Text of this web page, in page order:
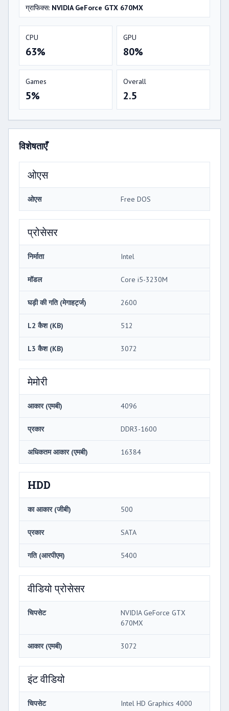
ग्राफिक्स: NVIDIA GeForce GTX 670MX
CPU
63%
GPU
80%
Games
5%
Overall
2.5
विशेषताएँ
ओएस
ओएस Free DOS
प्रोसेसर
निर्माता Intel
मॉडल Core i5-3230M
घड़ी की गति (मेगाहर्ट्ज) 2600
L2 कैश (KB) 512
L3 कैश (KB) 3072
मेमोरी
आकार (एमबी) 4096
प्रकार DDR3-1600
अधिकतम आकार (एमबी) 16384
HDD
का आकार (जीबी) 500
प्रकार SATA
गति (आरपीएम) 5400
वीडियो प्रोसेसर
चिपसेट
NVIDIA GeForce GTX
670MX
आकार (एमबी) 3072
इंट वीडियो
चिपसेट Intel HD Graphics 4000